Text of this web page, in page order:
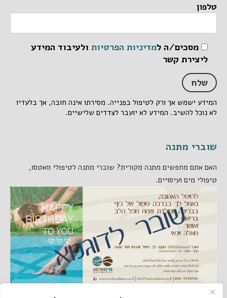
טלפון
מסכים/ה למדיניות הפרטיות ולעיבוד המידע
ליצירת קשר
המידע ישמש אך ורק לטיפול בפנייה. מסירתו אינה חובה, אך בלעדיו
לא נוכל להשיב. המידע לא יועבר לצדדים שלישיים.
שוברי מתנה
האם אתם מחפשים מתנה מקורית? שוברי מתנה לטיפולי וואטסו,
טיפולי מים ועיסויים.